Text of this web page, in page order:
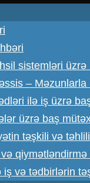
sistemləri
–
ilə iş üzrə
üzrə baş
təşkili və
iş və tədbirlərin